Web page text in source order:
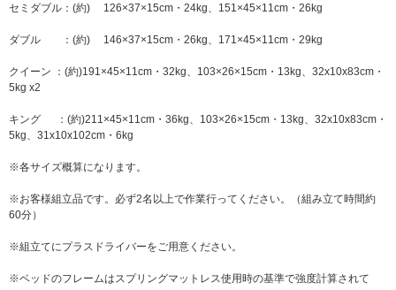
セミダブル：(約) 126×37×15cm・24kg、151×45×11cm・26kg
ダブル ：(約) 146×37×15cm・26kg、171×45×11cm・29kg
クイーン ：(約)191×45×11cm・32kg、103×26×15cm・13kg、32x10x83cm・
5kg x2
キング ：(約)211×45×11cm・36kg、103×26×15cm・13kg、32x10x83cm・
5kg、31x10x102cm・6kg
※各サイズ概算になります。
※お客様組立品です。必ず2名以上で作業行ってください。（組み立て時間約
60分）
※組立てにプラスドライバーをご用意ください。
※ベッドのフレームはスプリングマットレス使用時の基準で強度計算されて